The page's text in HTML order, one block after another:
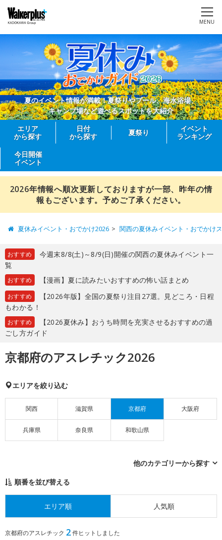
MENU
夏のイベント情報が満載！夏祭りやプール、海水浴場、
キャンプ場など遊べるスポットを大紹介
エリア
から探す
日付
から探す
夏祭り
イベント
ランキング
今日開催
イベント
2026年情報へ順次更新しておりますが一部、昨年の情
報もございます。予めご了承ください。
夏休みイベント・おでかけ2026 関西の夏休みイベント・おでかけ
おすすめ
今週末8/8(土)～8/9(日)開催の関西の夏休みイベント一
覧
おすすめ 【漫画】夏に読みたいおすすめの怖い話まとめ
おすすめ
【2026年版】全国の夏祭り注目27選。見どころ・日程
もわかる！
おすすめ
【2026夏休み】おうち時間を充実させるおすすめの過
ごし方ガイド
京都府のアスレチック2026
エリアを絞り込む
関西 滋賀県 京都府 大阪府
兵庫県 奈良県 和歌山県
他のカテゴリーから探す
順番を並び替える
エリア順 人気順
京都府のアスレチック 2件ヒットしました